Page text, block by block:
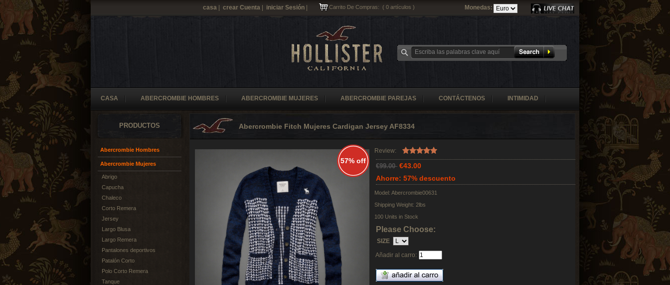
casa crear Cuenta iniciar Sesión Carrito De Compras: ( 0 artículos ) Monedas:
CASA ABERCROMBIE HOMBRES ABERCROMBIE MUJERES ABERCROMBIE PAREJAS CONTÁCTENOS INTIMIDAD
PRODUCTOS
Abercrombie Hombres
Abercrombie Mujeres
Abrigo
Capucha
Chaleco
Corto Remera
Jersey
Largo Blusa
Largo Remera
Pantalones deportivos
Patalón Corto
Polo Corto Remera
Tanque
Abercrombie Fitch Mujeres Cardigan Jersey AF8334
57% off
Review:
€99.00 €43.00
Ahorre: 57% descuento
Model: Abercrombie00631
Shipping Weight: 2lbs
100 Units in Stock
Please Choose:
SIZE
Añadir al carro: